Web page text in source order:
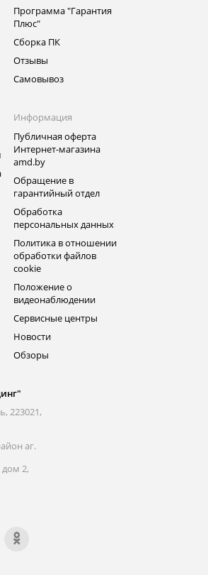
Программа "Гарантия
Плюс"
Сборка ПК
Отзывы
Самовывоз
Информация
Публичная оферта
Интернет-магазина
amd.by
Обращение в
гарантийный отдел
Обработка
персональных данных
Политика в отношении
обработки файлов
cookie
Положение о
видеонаблюдении
Сервисные центры
Новости
Обзоры
223021,
аг.
2,